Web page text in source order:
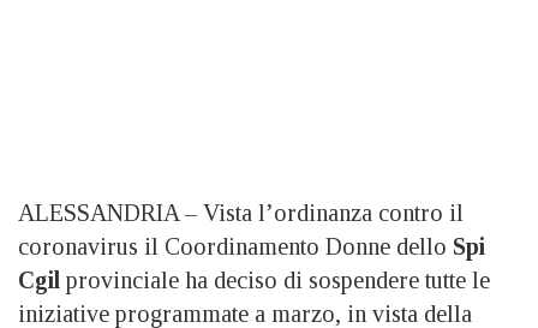
ALESSANDRIA – Vista l’ordinanza contro il
coronavirus il Coordinamento Donne dello Spi
Cgil provinciale ha deciso di sospendere tutte le
iniziative programmate a marzo, in vista della